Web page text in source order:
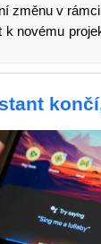
změnu v
k novému